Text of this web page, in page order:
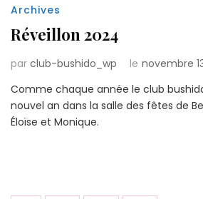
Archives
Réveillon 2024
par club-bushido_wp le novembre
Comme chaque année le club
nouvel an dans la salle des fêtes de
Éloïse et Monique.